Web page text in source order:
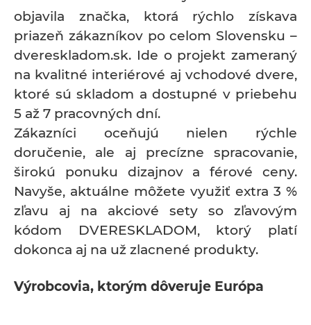
objavila značka, ktorá rýchlo získava
priazeň zákazníkov po celom Slovensku –
dvereskladom.sk. Ide o projekt zameraný
na kvalitné interiérové aj vchodové dvere,
ktoré sú skladom a dostupné v priebehu
5 až 7 pracovných dní.
Zákazníci oceňujú nielen rýchle
doručenie, ale aj precízne spracovanie,
širokú ponuku dizajnov a férové ceny.
Navyše, aktuálne môžete využiť extra 3 %
zľavu aj na akciové sety so zľavovým
kódom DVERESKLADOM, ktorý platí
dokonca aj na už zlacnené produkty.
Výrobcovia, ktorým dôveruje Európa